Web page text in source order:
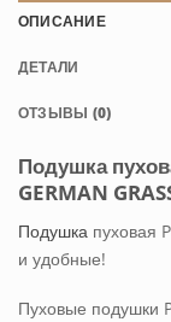
ОПИСАНИЕ
ДЕТАЛИ
ОТЗЫВЫ (0)
Подушка
GERMAN
Подушка пуховая
и удобные!
Пуховые подушки